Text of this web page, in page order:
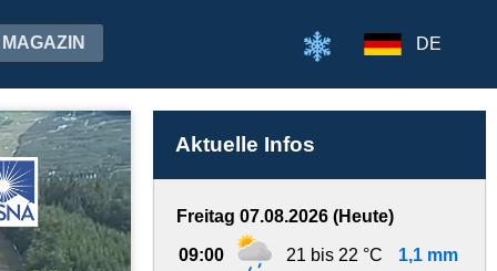
MAGAZIN DE
Aktuelle Infos
Freitag 07.08.2026 (Heute)
09:00 21 bis 22 °C 1,1 mm